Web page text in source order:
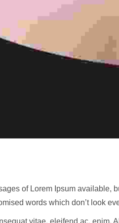
of Lorem Ipsum available,
words which don’t look
vitae, eleifend ac, enim.